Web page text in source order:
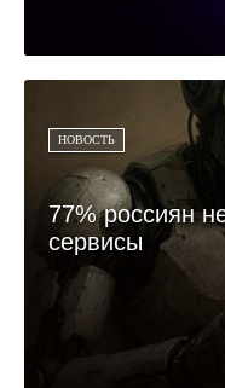
НОВОСТЬ
77% россиян
сервисы